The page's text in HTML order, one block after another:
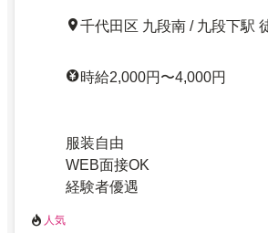
千代田区 九段南 / 九段下駅
時給2,000円〜4,000円
服装自由
WEB面接OK
経験者優遇
人気